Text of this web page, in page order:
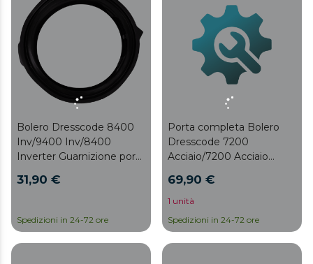
Bolero Dresscode 8400
Inv/9400 Inv/8400
Inverter Guarnizione porta
31,90 €
Spedizioni in 24-72 ore
Porta completa Bolero
Dresscode 7200
Acciaio/7200 Acciaio
Acciaio Inv
69,90 €
1 unità
Spedizioni in 24-72 ore